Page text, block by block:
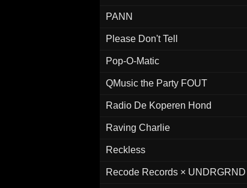
PANN
Please Don't Tell
Pop-O-Matic
QMusic the Party FOUT
Radio De Koperen Hond
Raving Charlie
Reckless
Recode Records × UNDRGRND